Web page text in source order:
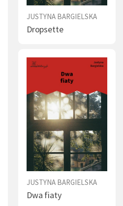
JUSTYNA BARGIELSKA
Dropsette
JUSTYNA BARGIELSKA
Dwa fiaty